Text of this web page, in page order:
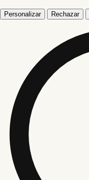
Personalizar Rechazar